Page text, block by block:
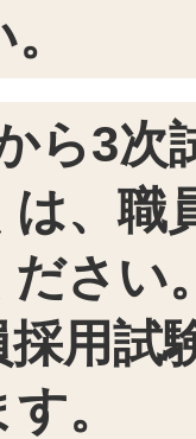
ら3次
は、職
さい
用試
。